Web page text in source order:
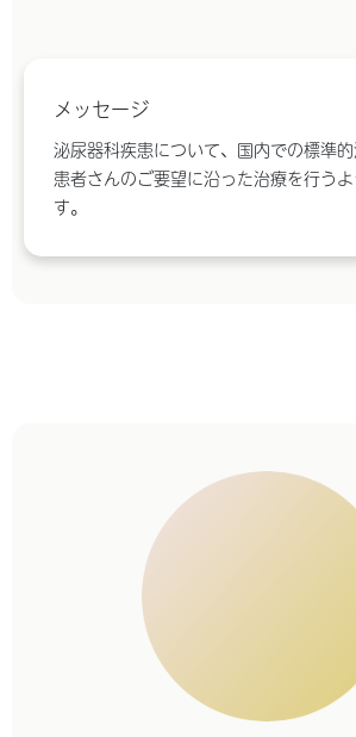
メッセージ
泌尿器科疾患について、国内での標準的
患者さんのご要望に沿った治療を行う
す。